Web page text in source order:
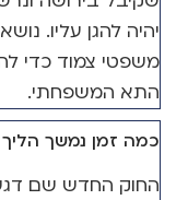
יהיה להגן עליו.
משפטי צמוד כדי
התא המשפחתי.
כמה זמן נמשך הליך
החוק החדש שם דגש